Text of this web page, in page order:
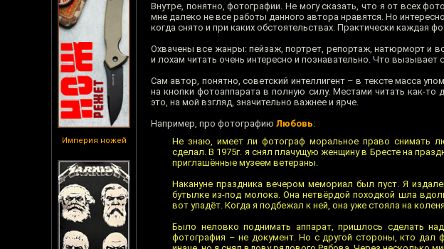
Империя ножей
Внутре, понятно, фотографии. Не могу сказать, что я от всех
мне далеко не все работы данного автора нравятся. Но
когда снято и при каких обстоятельствах. Практически каждая
Охвачены все жанры: пейзаж, портрет, репортаж, натюрморт и
и лохам читать очень интересно и познавательно. Что вызывает
Сам автор, понятно, советский интеллигент – в тексте масса
на кнопки фотоаппарата в полную силу. Местами читать как-
это, на мой взгляд, значительно важнее и ярче.
Например, про фотографию Любовь:
Не знаю, имеет ли фотограф моральное право снимать
сделал. В 1975г. я снял плачущую женщину в Бресте на
приглашённые музеем ветераны.
Накануне праздника вечером мемориал был пуст. Я
бутылке из-под молока. Она нетвёрдой походкой шла
вот упадёт. Когда я подбежал к ней, она уже стояла на
Было неловко поднимать аппарат, пришлось сделать
фотография – не документ. Но с другой стороны, кто дал